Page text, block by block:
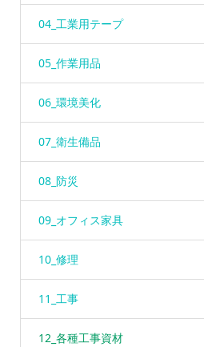
04_工業用テープ
05_作業用品
06_環境美化
07_衛生備品
08_防災
09_オフィス家具
10_修理
11_工事
12_各種工事資材